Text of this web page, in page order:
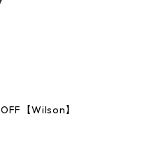
【Wilson】